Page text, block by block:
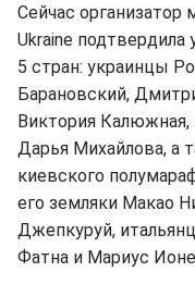
Сейчас организатор
Ukraine подтвердила
5 стран: украинцы
Барановский,
Виктория
Дарья Михайлова, а
киевского
его земляки Макао
Джепкуруй,
Фатна и Мариус